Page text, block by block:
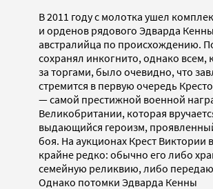
В 2011 году с молотка ушел
и орденов рядового Эдварда
австралийца по происхождению.
сохранял инкогнито, однако всем,
за торгами, было очевидно, что
стремится в первую очередь
— самой престижной военной
Великобритании, которая
выдающийся героизм,
боя. На аукционах Крест Виктории
крайне редко: обычно его либо
семейную реликвию, либо
Однако потомки Эдварда Кенны